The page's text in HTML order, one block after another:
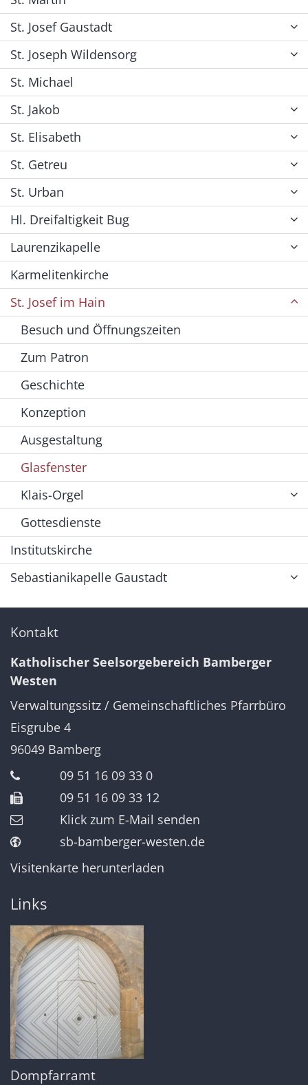
St. Josef Gaustadt
St. Joseph Wildensorg
St. Michael
St. Jakob
St. Elisabeth
St. Getreu
St. Urban
Hl. Dreifaltigkeit Bug
Laurenzikapelle
Karmelitenkirche
St. Josef im Hain
Besuch und Öffnungszeiten
Zum Patron
Geschichte
Konzeption
Ausgestaltung
Glasfenster
Klais-Orgel
Gottesdienste
Institutskirche
Sebastianikapelle Gaustadt
Kontakt
Katholischer Seelsorgebereich Bamberger
Westen
Verwaltungssitz / Gemeinschaftliches Pfarrbüro
Eisgrube 4
96049 Bamberg
09 51 16 09 33 0
09 51 16 09 33 12
Klick zum E-Mail senden
sb-bamberger-westen.de
Visitenkarte herunterladen
Links
Dompfarramt